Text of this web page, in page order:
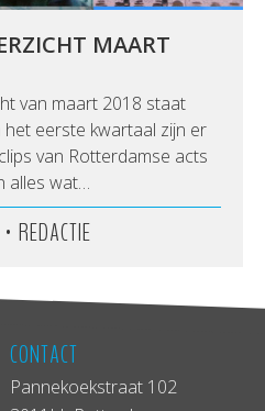
MAART
van maart 2018 staat
het eerste kwartaal zijn er
van Rotterdamse acts
alles wat…
• REDACTIE
CONTACT
Pannekoekstraat 102